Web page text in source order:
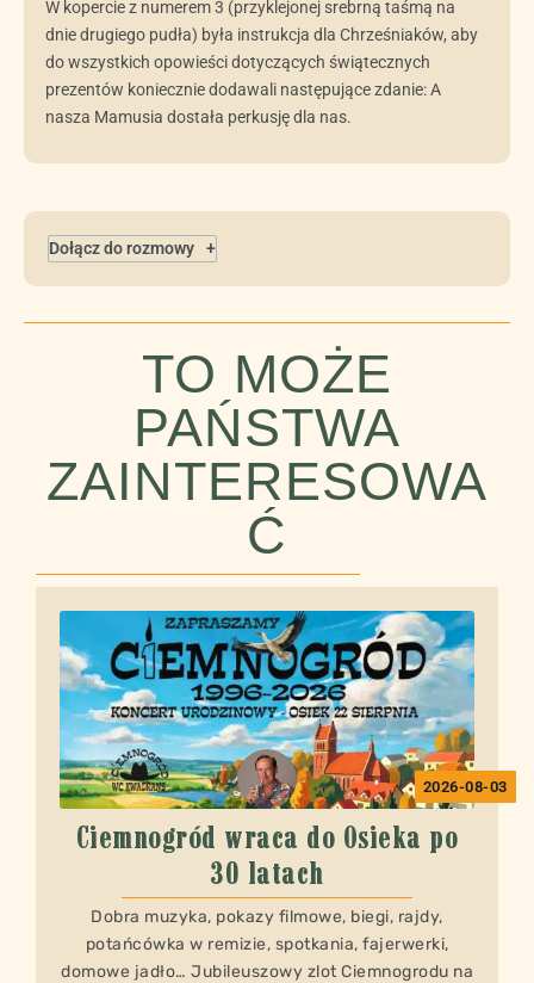
W kopercie z numerem 3 (przyklejonej srebrną taśmą na
dnie drugiego pudła) była instrukcja dla Chrześniaków, aby
do wszystkich opowieści dotyczących świątecznych
prezentów koniecznie dodawali następujące zdanie: A
nasza Mamusia dostała perkusję dla nas.
Dołącz do rozmowy
TO MOŻE
PAŃSTWA
ZAINTERESOWA
Ć
2026-08-03
Ciemnogród wraca do Osieka po
30 latach
Dobra muzyka, pokazy filmowe, biegi, rajdy,
potańcówka w remizie, spotkania, fajerwerki,
domowe jadło… Jubileuszowy zlot Ciemnogrodu na